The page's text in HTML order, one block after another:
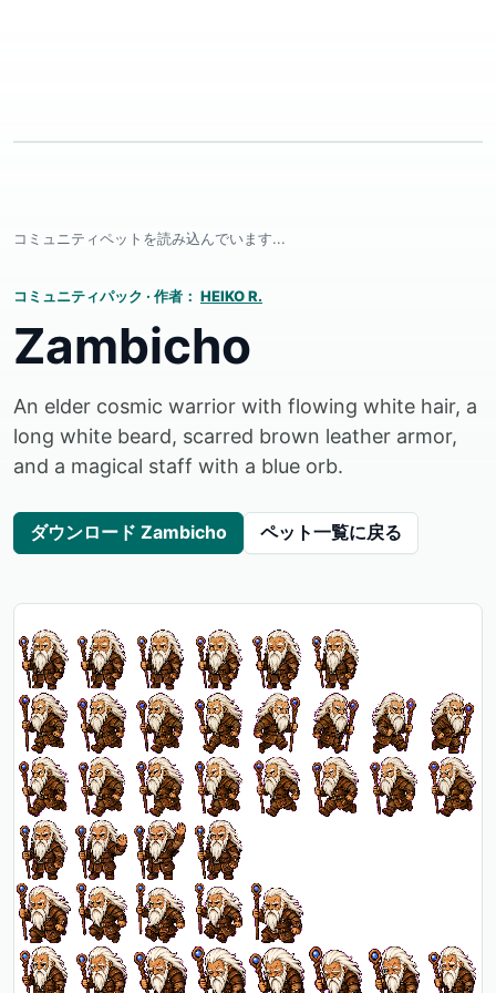
コミュニティペットを読み込んでいます...
コミュニティパック · 作者： HEIKO R.
Zambicho
An elder cosmic warrior with flowing white hair, a
long white beard, scarred brown leather armor,
and a magical staff with a blue orb.
ダウンロード Zambicho ペット一覧に戻る